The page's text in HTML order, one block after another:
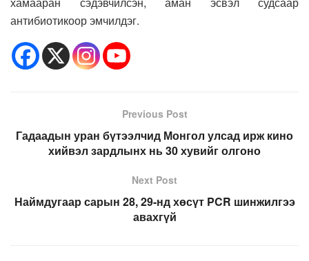
антибиотикоор эмчилдэг.
Previous Post
Гадаадын уран бүтээлчид Монгол улсад ирж кино
хийвэл зардлынх нь 30 хувийг олгоно
Next Post
Наймдугаар сарын 28, 29-нд хөсүт PCR шинжилгээ
авахгүй